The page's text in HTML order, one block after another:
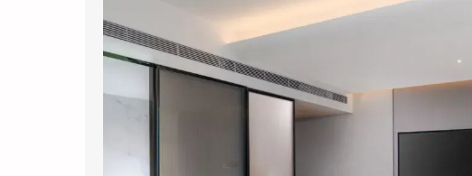
今年五一，全国县域酒店预订量同比暴涨
114%，部分南方县城涨幅超过3倍。但一个尴
尬的现实是：这些撑起半边天的县…